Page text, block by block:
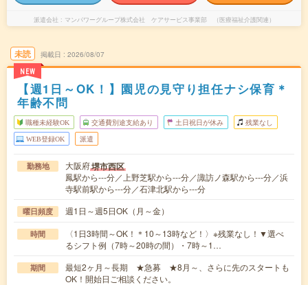
派遣会社 マンパワーグループ株式会社 ケアサービス事業部 （医療福祉介護関連）
未読
NEW
掲載日 2026/08/07
【週1日～OK！】園児の見守り担任ナシ保育＊
年齢不問
職種未経験OK 交通費別途支給あり 土日祝日が休み 残業なし
WEB登録OK 派遣
勤務地 大阪府堺市西区
鳳駅から---分／上野芝駅から---分／諏訪ノ森駅から---分／浜
寺駅前駅から---分／石津北駅から---分
曜日頻度 週1日～週5日OK（月～金）
時間
〈1日3時間～OK！＊10～13時など！〉※残業なし！▼選べ
るシフト例（7時～20時の間）・7時～1…
期間
最短2ヶ月～長期 ★急募 ★8月～、さらに先のスタートも
OK！開始日ご相談ください。